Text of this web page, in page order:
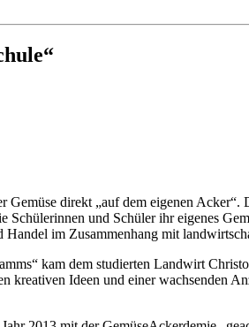
direkt „auf dem eigenen
und Schüler ihr eigenes
im Zusammenhang mit
kam dem studierten Landwirt
Ideen und einer wachsenden